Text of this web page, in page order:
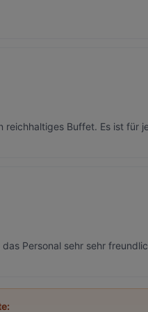
reichhaltiges Buffet. Es ist für
Personal sehr sehr